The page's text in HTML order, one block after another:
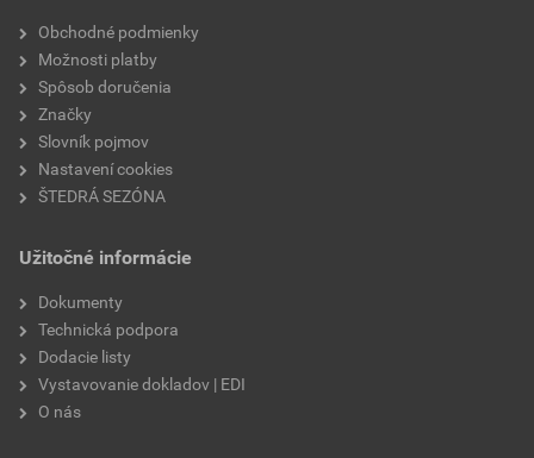
Obchodné podmienky
Možnosti platby
Spôsob doručenia
Značky
Slovník pojmov
Nastavení cookies
ŠTEDRÁ SEZÓNA
Užitočné informácie
Dokumenty
Technická podpora
Dodacie listy
Vystavovanie dokladov | EDI
O nás